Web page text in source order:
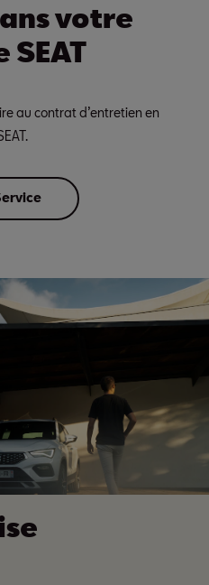
votre
au contrat d’entretien en